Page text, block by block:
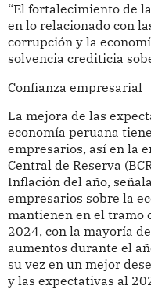
“El fortalecimiento de
en lo relacionado con
corrupción y la
solvencia crediticia
Confianza empresarial
La mejora de las
economía peruana
empresarios, así en la
Central de Reserva
Inflación del año,
empresarios sobre la
mantienen en el tramo
2024, con la mayoría
aumentos durante el
su vez en un mejor
y las expectativas al